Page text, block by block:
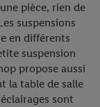
pièce, rien de
suspensions
en différents
suspension
propose aussi
la table de salle
sont